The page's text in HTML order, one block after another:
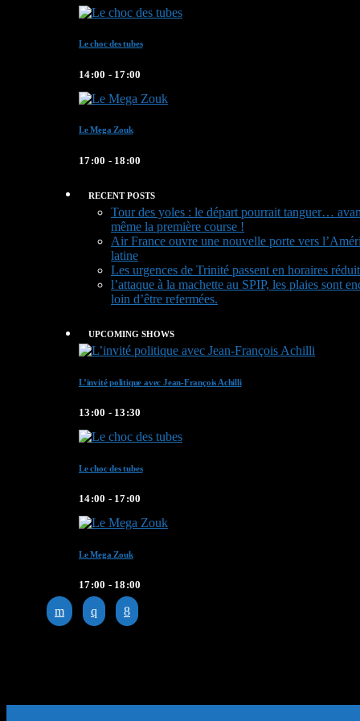
Le choc des tubes
14:00 - 17:00
Le Mega Zouk
17:00 - 18:00
RECENT POSTS
Tour des yoles : le départ pourrait tanguer…
même la première course !
Air France ouvre une nouvelle porte vers
latine
Les urgences de Trinité passent en horaires
l’attaque à la machette au SPIP, les plaies sont
loin d’être refermées.
UPCOMING SHOWS
L’invité politique avec Jean-François Achilli
13:00 - 13:30
Le choc des tubes
14:00 - 17:00
Le Mega Zouk
17:00 - 18:00